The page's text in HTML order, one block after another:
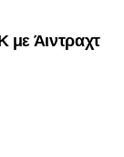
Άιντραχτ